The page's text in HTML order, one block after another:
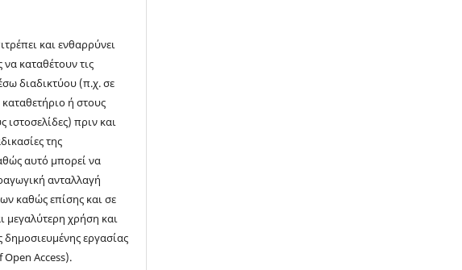
και ενθαρρύνει
καταθέτουν τις
διαδικτύου (π.χ. σε
ή στους
ιστοσελίδες) πριν και
της
αυτό μπορεί να
ανταλλαγή
καθώς επίσης και σε
μεγαλύτερη χρήση και
δημοσιευμένης εργασίας
Open Access).